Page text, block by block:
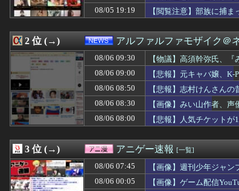
08/06 09:14
「日本製メモリ」に世界中から注文殺
08/06 09:12
【悲報】米軍、『完全終了』のお知ら
08/06 09:12
結婚12年目にして妻が3年前から不倫
08/06 09:11
カナダ人「お前らの国で異性の服を着
08/06 09:10
スリムクラブ真栄田、セクシー女優を
08/06 09:10
特定外来カミキリムシに1匹300円の賞
08/06 09:10
【画像】陸上部JK「わたしの足太いで
08/06 09:10
【朗報】兵庫県・斎藤知事が執拗に攻
08/06 09:09
プロボクサーの彼氏が絡んできた
08/06 09:09
【画像】叶×葛葉：くろのわが宇宙食
08/06 09:06
姉と叔父宅へ避難後、母になぜ私たち
08/06 09:05
『ライザのアトリエ』のAIチャット
08/06 09:05
【ムホ報】不知火舞さん、調整で横乳
08/06 09:05
【画像】風俗で毎回こういう"恵体メ
08/06 09:05
【悲報】パリーグの灯、ガチで消えそ
08/05 19:19
【閲覧注意】部族に捕
2 位 (→) アルファルファモザイク＠
08/06 09:30
【物議】高須幹弥氏、
08/06 09:00
【悲報】元キャバ嬢、
08/06 08:50
【悲報】志村けんさん
【Pickup05154348】
08/06 08:30
【画像】みい山作者、
08/06 08:00
【悲報】人気チケット
3 位 (→) アニゲー速報 [一覧]
08/06 07:45
【画像】週刊少年ジャ
08/06 00:05
【画像】ゲーム配信